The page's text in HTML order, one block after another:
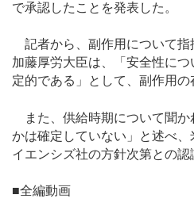
で承認したことを発表した。
記者から、副作用について指
加藤厚労大臣は、「安全性に
定的である」として、副作用の
また、供給時期について聞か
かは確定していない」と述べ
イエンシズ社の方針次第との認
■全編動画